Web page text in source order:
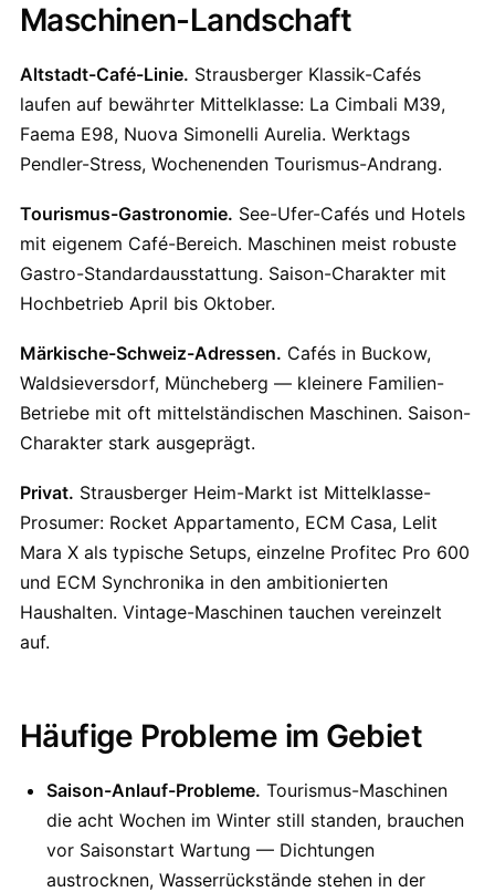
Maschinen-Landschaft
Altstadt-Café-Linie. Strausberger Klassik-Cafés
laufen auf bewährter Mittelklasse: La Cimbali M39,
Faema E98, Nuova Simonelli Aurelia. Werktags
Pendler-Stress, Wochenenden Tourismus-Andrang.
Tourismus-Gastronomie. See-Ufer-Cafés und Hotels
mit eigenem Café-Bereich. Maschinen meist robuste
Gastro-Standardausstattung. Saison-Charakter mit
Hochbetrieb April bis Oktober.
Märkische-Schweiz-Adressen. Cafés in Buckow,
Waldsieversdorf, Müncheberg — kleinere Familien-
Betriebe mit oft mittelständischen Maschinen. Saison-
Charakter stark ausgeprägt.
Privat. Strausberger Heim-Markt ist Mittelklasse-
Prosumer: Rocket Appartamento, ECM Casa, Lelit
Mara X als typische Setups, einzelne Profitec Pro 600
und ECM Synchronika in den ambitionierten
Haushalten. Vintage-Maschinen tauchen vereinzelt
auf.
Häufige Probleme im Gebiet
Saison-Anlauf-Probleme. Tourismus-Maschinen
die acht Wochen im Winter still standen, brauchen
vor Saisonstart Wartung — Dichtungen
austrocknen, Wasserrückstände stehen in der